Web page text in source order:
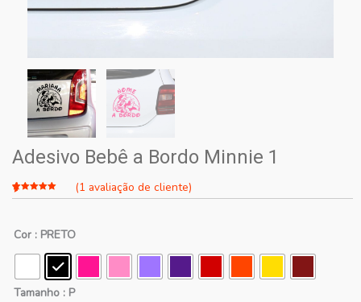
Adesivo Bebê a Bordo Minnie 1
com
em
avaliação
de cliente
(1 avaliação de cliente)
Cor : PRETO
Tamanho : P